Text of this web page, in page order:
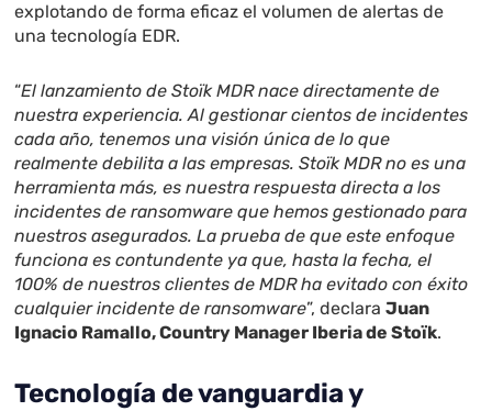
explotando de forma eficaz el volumen de alertas de
una tecnología EDR.
“El lanzamiento de Stoïk MDR nace directamente de
nuestra experiencia. Al gestionar cientos de incidentes
cada año, tenemos una visión única de lo que
realmente debilita a las empresas. Stoïk MDR no es una
herramienta más, es nuestra respuesta directa a los
incidentes de ransomware que hemos gestionado para
nuestros asegurados. La prueba de que este enfoque
funciona es contundente ya que, hasta la fecha, el
100% de nuestros clientes de MDR ha evitado con éxito
cualquier incidente de ransomware”, declaraJuan
Ignacio Ramallo, Country Manager Iberia de Stoïk.
Tecnología de vanguardia y